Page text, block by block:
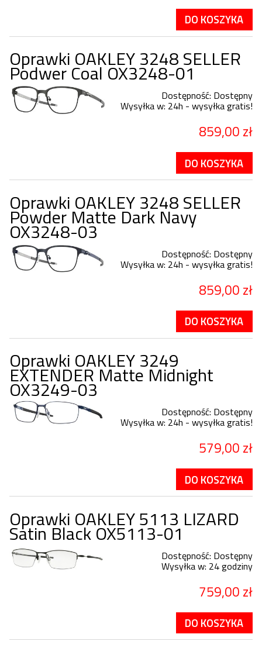
DO KOSZYKA
Oprawki OAKLEY 3248 SELLER
Podwer Coal OX3248-01
Dostępność: Dostępny
Wysyłka w: 24h - wysyłka gratis!
859,00 zł
DO KOSZYKA
Oprawki OAKLEY 3248 SELLER
Powder Matte Dark Navy
OX3248-03
Dostępność: Dostępny
Wysyłka w: 24h - wysyłka gratis!
859,00 zł
DO KOSZYKA
Oprawki OAKLEY 3249
EXTENDER Matte Midnight
OX3249-03
Dostępność: Dostępny
Wysyłka w: 24h - wysyłka gratis!
579,00 zł
DO KOSZYKA
Oprawki OAKLEY 5113 LIZARD
Satin Black OX5113-01
Dostępność: Dostępny
Wysyłka w: 24 godziny
759,00 zł
DO KOSZYKA